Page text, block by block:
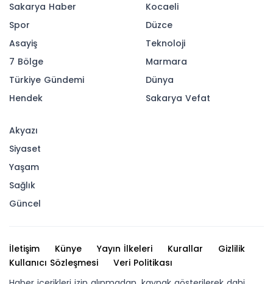
Sakarya Haber
Spor
Asayiş
7 Bölge
Türkiye Gündemi
Hendek
Kocaeli
Düzce
Teknoloji
Marmara
Dünya
Sakarya Vefat
Akyazı
Siyaset
Yaşam
Sağlık
Güncel
İletişim Künye Yayın İlkeleri Kurallar
Gizlilik
Kullanıcı Sözleşmesi
Veri Politikası